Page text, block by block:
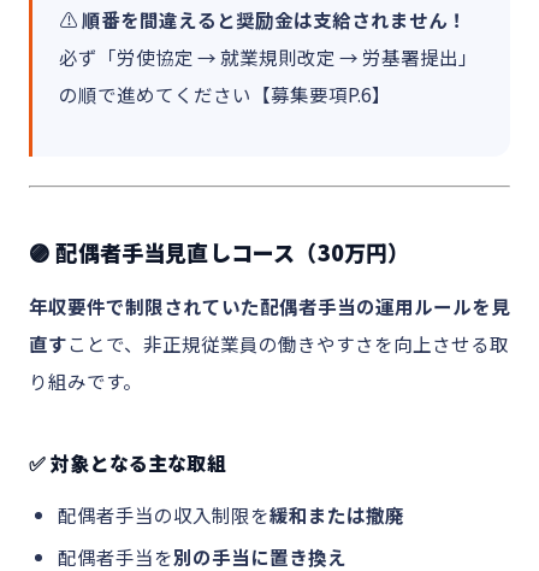
⚠️順番を間違えると奨励金は支給されません！
必ず「労使協定 → 就業規則改定 → 労基署提出」
の順で進めてください【募集要項P.6】
🟣 配偶者手当見直しコース（30万円）
年収要件で制限されていた配偶者手当の運用ルールを見
直すことで、非正規従業員の働きやすさを向上させる取
り組みです。
✅ 対象となる主な取組
配偶者手当の収入制限を緩和または撤廃
配偶者手当を別の手当に置き換え